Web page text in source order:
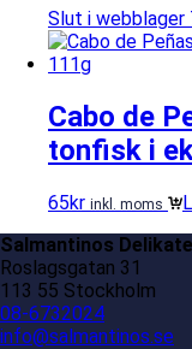
Slut i webblager
Cabo de
tonfisk i
65kr inkl. moms
Salmantinos
Roslagsgatan 31
113 55 Stockholm
08-6732024
info@salmantinos.se